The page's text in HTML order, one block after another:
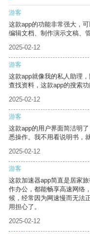
游客
这款app的功能非常强大，
编辑文档、制作演示文稿、
2025-02-12
游客
这款app就像我的私人助理
查找资料，这款app的搜索
2025-02-12
游客
这款app的用户界面简洁明
悉操作。我不用看说明书，
2025-02-12
游客
这款加速器app简直是居家
作办公，都能畅享高速网络
候，经常因为网速慢而无法
用担心了。
2025-02-12